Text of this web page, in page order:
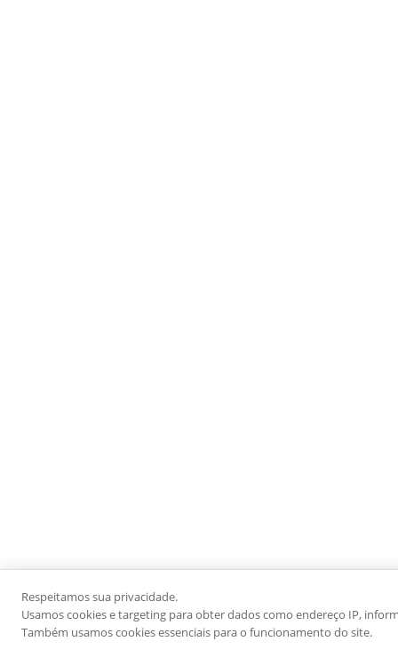
Respeitamos sua privacidade.
Usamos cookies e targeting para obter dados como endereço IP,
Também usamos cookies essenciais para o funcionamento do site.